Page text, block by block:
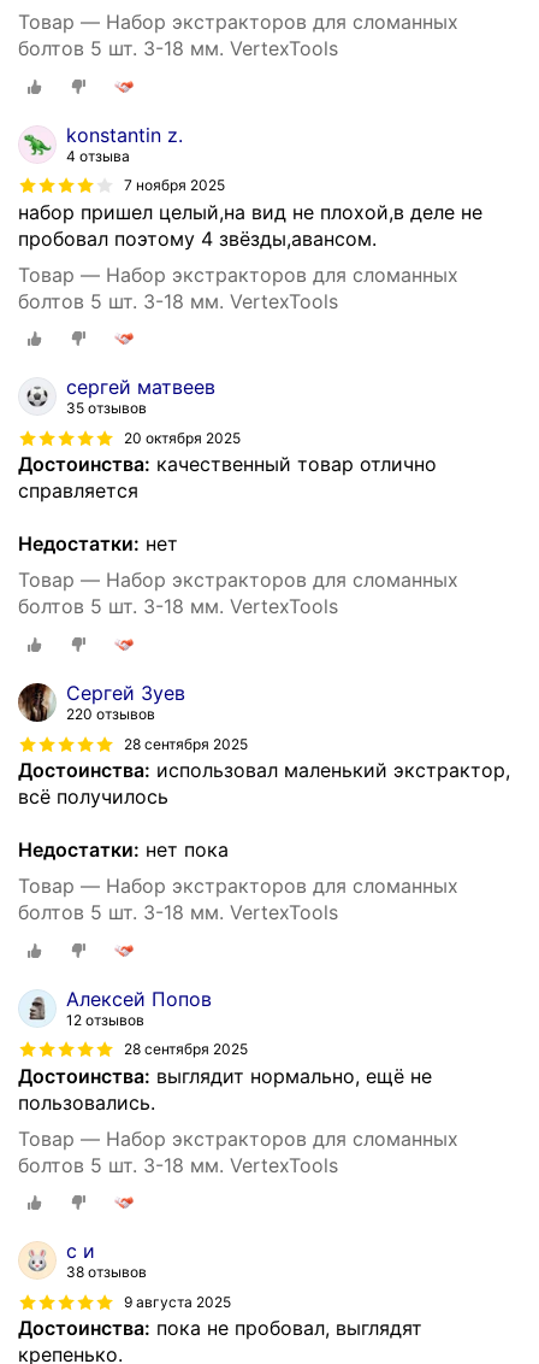
Товар — Набор экстракторов для сломанных
болтов 5 шт. 3-18 мм. VertexTools
konstantin z.
4 отзыва
7 ноября 2025
набор пришел целый,на вид не плохой,в деле не
пробовал поэтому 4 звёзды,авансом.
Товар — Набор экстракторов для сломанных
болтов 5 шт. 3-18 мм. VertexTools
сергей матвеев
35 отзывов
20 октября 2025
Достоинства: качественный товар отлично
справляется
Недостатки: нет
Товар — Набор экстракторов для сломанных
болтов 5 шт. 3-18 мм. VertexTools
Сергей Зуев
220 отзывов
28 сентября 2025
Достоинства: использовал маленький экстрактор,
всё получилось
Недостатки: нет пока
Товар — Набор экстракторов для сломанных
болтов 5 шт. 3-18 мм. VertexTools
Алексей Попов
12 отзывов
28 сентября 2025
Достоинства: выглядит нормально, ещё не
пользовались.
Товар — Набор экстракторов для сломанных
болтов 5 шт. 3-18 мм. VertexTools
с и
38 отзывов
9 августа 2025
Достоинства: пока не пробовал, выглядят
крепенько.